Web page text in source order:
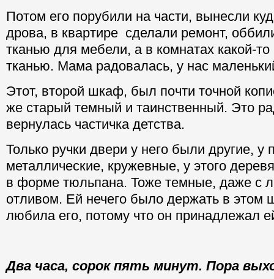
Потом его порубили на части, вынесли
дрова, в квартире сделали ремонт,
тканью для мебели, а в комнатах какой-то
тканью. Мама радовалась, у нас
Этот, второй шкаф, был почти точной
же старый темный и таинственный. Это
вернулась частичка детства.
Только ручки двери у него были другие, у
металлические, кружевные, у этого
в форме тюльпана. Тоже темные, даже с
отливом. Ей нечего было держать в этом
любила его, потому что он принадлежал
Два часа, сорок пять минут. Пора